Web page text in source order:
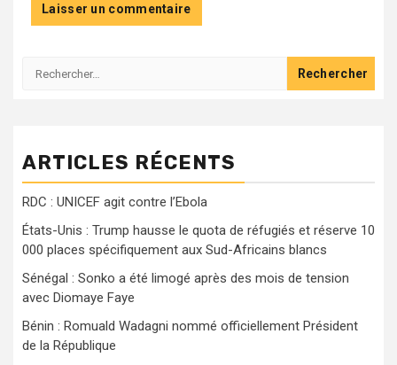
Rechercher :
ARTICLES RÉCENTS
RDC : UNICEF agit contre l’Ebola
États-Unis : Trump hausse le quota de réfugiés et réserve 10
000 places spécifiquement aux Sud-Africains blancs
Sénégal : Sonko a été limogé après des mois de tension
avec Diomaye Faye
Bénin : Romuald Wadagni nommé officiellement Président
de la République